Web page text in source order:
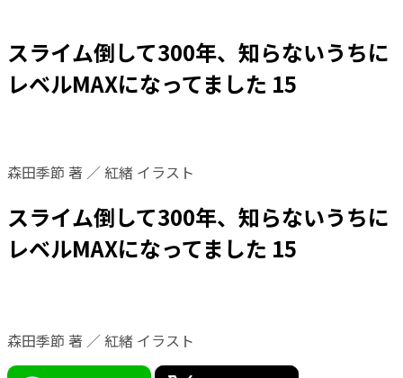
スライム倒して300年、知らないうちに
レベルMAXになってました 15
森田季節 著 ／ 紅緒 イラスト
スライム倒して300年、知らないうちに
レベルMAXになってました 15
森田季節 著 ／ 紅緒 イラスト